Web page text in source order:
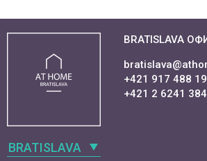
BRATISLAVA
BRATISLAVA
+421 917 488
+421 2 6241